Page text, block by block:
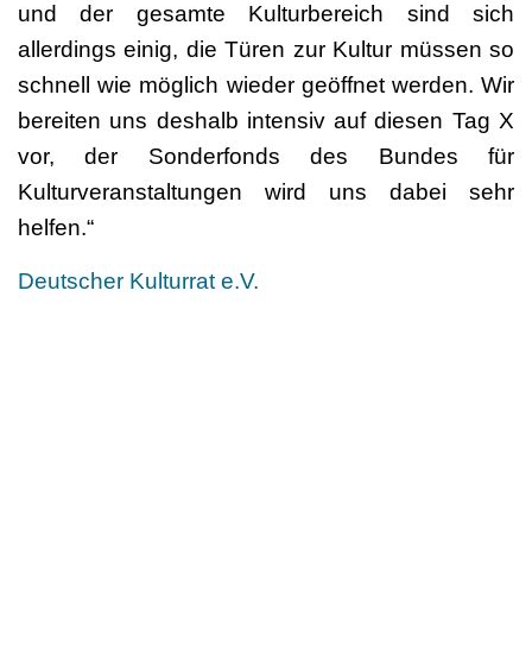
und der gesamte Kulturbereich sind sich
allerdings einig, die Türen zur Kultur müssen so
schnell wie möglich wieder geöffnet werden. Wir
bereiten uns deshalb intensiv auf diesen Tag X
vor, der Sonderfonds des Bundes für
Kulturveranstaltungen wird uns dabei sehr
helfen.“
Deutscher Kulturrat e.V.